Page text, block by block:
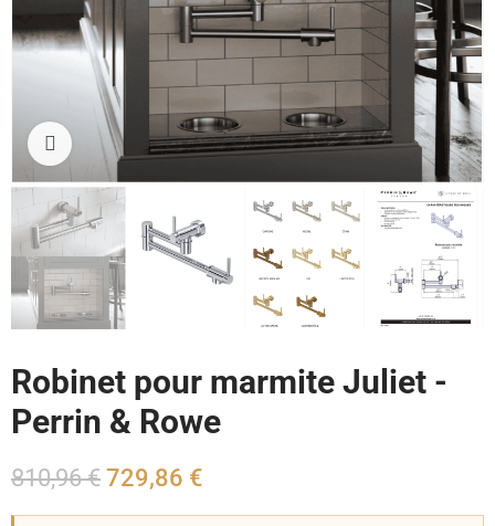
Cliquez pour agrandir
Robinet pour marmite Juliet -
Perrin & Rowe
810,96 € 729,86 €